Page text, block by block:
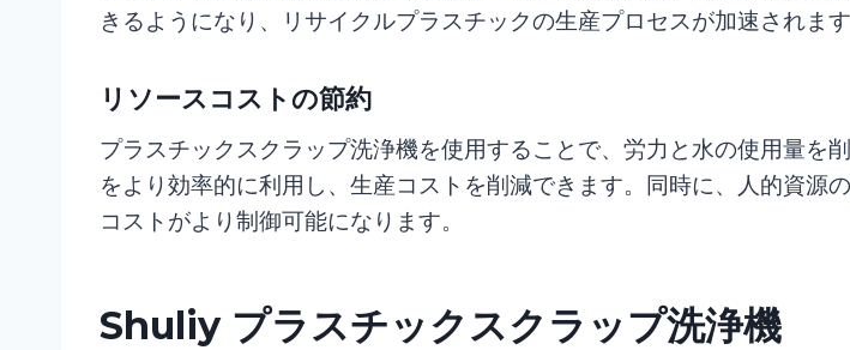
きるようになり、リサイクルプラスチックの生産プロセスが加速されます
リソースコストの節約
プラスチックスクラップ洗浄機を使用することで、労力と水の使用量
をより効率的に利用し、生産コストを削減できます。同時に、人的資
コストがより制御可能になります。
Shuliy プラスチックスクラップ洗浄機